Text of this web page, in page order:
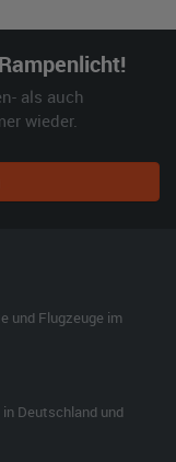
als auch
wieder.
und Flugzeuge im
Deutschland und